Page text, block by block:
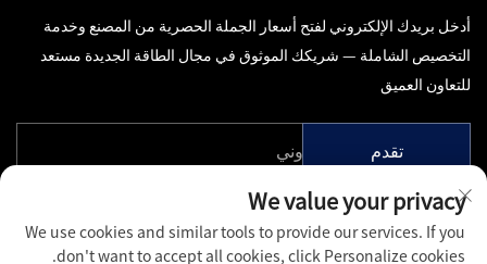
أدخل بريدك الإلكتروني لفتح أسعار الجملة الحصرية من المصنع وخدمة
التخصيص الشاملة — شريكك الموثوق في مجال الطاقة الجديدة مستعد
للتعاون العميق
تقدم
We value your privacy
We use cookies and similar tools to provide our services. If you
don't want to accept all cookies, click Personalize cookies.